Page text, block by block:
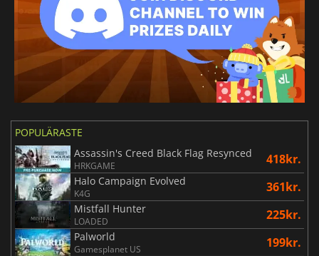
POPULÄRASTE
Assassin's Creed Black Flag Resynced
HRKGAME 418kr.
Halo Campaign Evolved
K4G 361kr.
Mistfall Hunter
LOADED 225kr.
Palworld
Gamesplanet US 199kr.